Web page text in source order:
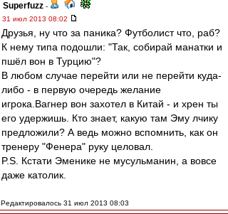
Superfuzz -
31 июл 2013 08:02
Друзья, ну что за паника? Футболист что, раб?
К нему типа подошли: "Так, собирай манатки и
пшёл вон в Турцию"?
В любом случае перейти или не перейти куда-
либо - в первую очередь желание
игрока.Вагнер вон захотел в Китай - и хрен ты
его удержишь. Кто знает, какую там Эму лчику
предложили? А ведь можно вспомнить, как он
тренеру "Фенера" руку целовал.
P.S. Кстати Эменике не мусульманин, а вовсе
даже католик.
Редактировалось 31 июл 2013 08:03